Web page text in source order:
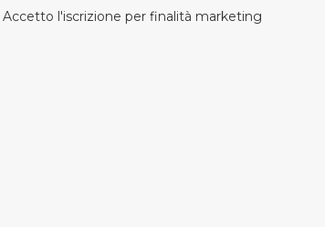
Accetto l'iscrizione per finalità marketing